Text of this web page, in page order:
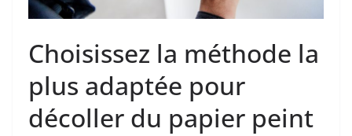
Choisissez la méthode la
plus adaptée pour
décoller du papier peint